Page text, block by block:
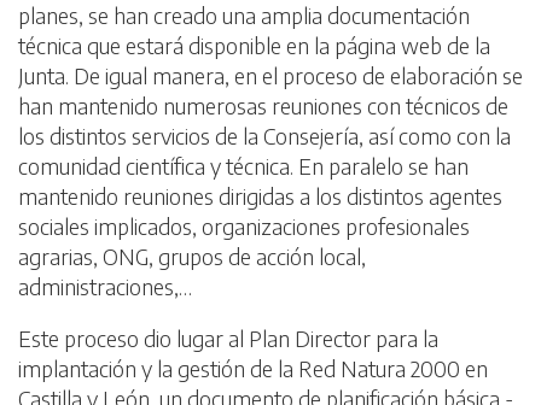
planes, se han creado una amplia documentación
técnica que estará disponible en la página web de la
Junta. De igual manera, en el proceso de elaboración se
han mantenido numerosas reuniones con técnicos de
los distintos servicios de la Consejería, así como con la
comunidad científica y técnica. En paralelo se han
mantenido reuniones dirigidas a los distintos agentes
sociales implicados, organizaciones profesionales
agrarias, ONG, grupos de acción local,
administraciones,…
Este proceso dio lugar al Plan Director para la
implantación y la gestión de la Red Natura 2000 en
Castilla y León, un documento de planificación básica -